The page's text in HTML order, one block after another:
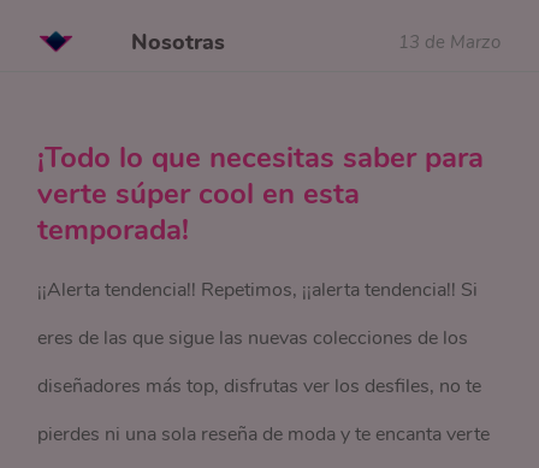
Nosotras 13 de Marzo
¡Todo lo que necesitas saber para
verte súper cool en esta
temporada!
¡¡Alerta tendencia!! Repetimos, ¡¡alerta tendencia!! Si
eres de las que sigue las nuevas colecciones de los
diseñadores más top, disfrutas ver los desfiles, no te
pierdes ni una sola reseña de moda y te encanta verte